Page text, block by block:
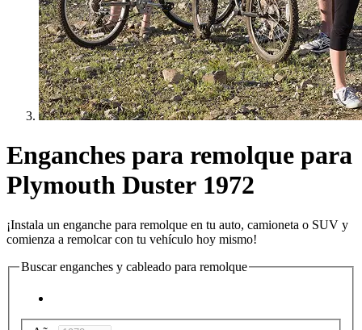
Enganches para remolque para
Plymouth Duster 1972
¡Instala un enganche para remolque en tu auto, camioneta o SUV y
comienza a remolcar con tu vehículo hoy mismo!
Buscar enganches y cableado para remolque